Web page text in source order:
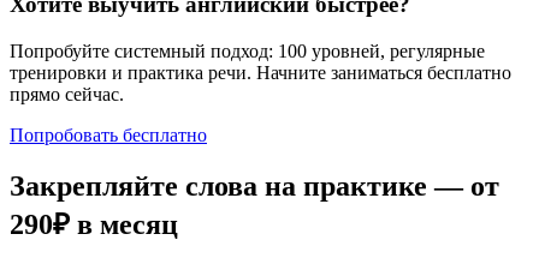
Попробуйте системный подход: 100 уровней, регулярные
тренировки и практика речи. Начните заниматься бесплатно
прямо сейчас.
Попробовать бесплатно
Закрепляйте слова на практике — от
290₽ в месяц